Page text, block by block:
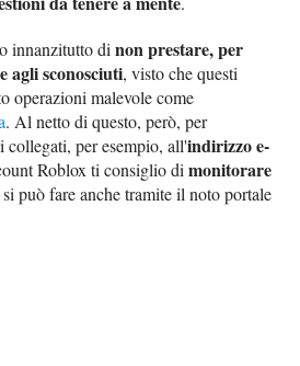
innanzitutto dinon prestare, per
agli sconosciuti, visto che questi
operazioni malevole come
. Al netto di questo, però, per
collegati, per esempio, all'indirizzo e-
Roblox ti consiglio dimonitorare
si può fare anche tramite il noto portale